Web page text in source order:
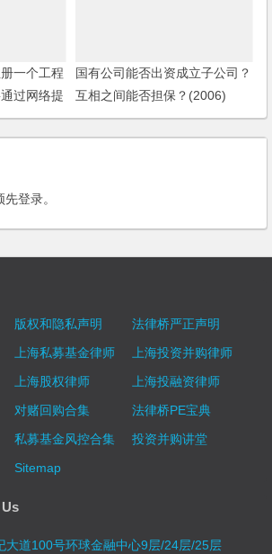
一个工程
过网络提
避外商投
个注册资
国有公司能否出资成立子公司？
互相之间能否担保？(2006)
先登录。
版权和隐私声明
法律桥严正声明
上海私募基金律师
上海投资并购律师
上海股权律师
上海投融资律师
对赌回购合集
法律桥PE宝典
私募基金风控合集
投资并购讲堂
Sitemap
大道100号环球金融中心9层/24层/25层